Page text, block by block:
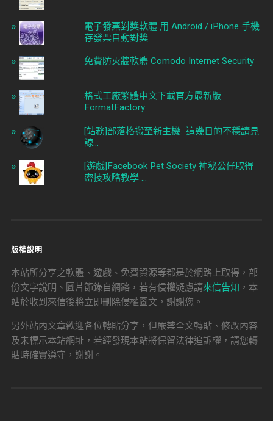
電子發票對獎軟體 用 Android / iPhone 手機
存發票自動對獎
免費防火牆軟體 Comodo Internet Security
格式工廠繁體中文下載官方最新版
FormatFactory
[站務]部落格搬至新主機...這幾日的不穩請見
諒...
[遊戲]Facebook Pet Society 神秘公仔取得
密技攻略教學 ...
版權說明
本站所分享之軟體、遊戲、免費資源等都是於網路上取得，部
份文字說明、圖片節錄自網路，若有侵權疑慮請來信告知 ，本
站於收到來信後將立即刪除侵權圖文，謝謝您。
另外站內文章歡迎各位轉貼分享，但嚴禁全文轉貼、修改內容
及未標示本站網址，若經發現本站將保留法律追訴權，請您轉
貼時確實遵守，謝謝。